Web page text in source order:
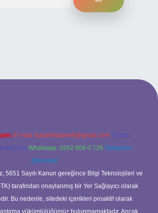
E-mail: backlinkpaneli@gmail.com Teams:
Whatsapp: 0262 606 0 726 Telegram:
@karabul
5651 Sayılı Kanun gereğince Bilgi Teknolojileri ve
tarafından onaylanmış bir Yer Sağlayıcı olarak
Bu nedenle, sitedeki içerikleri proaktif olarak
yükümlülüğümüz bulunmamaktadır. Ancak,